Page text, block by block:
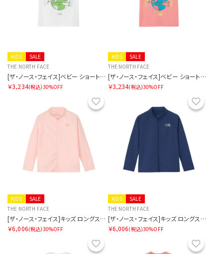
SALE
KIDS
THE NORTH FACE
[ザ・ノース・フェイス]ベビー ショートスリーブルミナスグラフィックティー
￥3,234(税込)30%OFF
SALE
KIDS
THE NORTH FACE
[ザ・ノース・フェイス]ベビー ショートスリーブルミナスグラフィックティー
￥3,234(税込)30%OFF
お気に入り
SALE
KIDS
THE NORTH FACE
[ザ・ノース・フェイス]キッズ ロングスリーブサンシェードフルジップジャケット
￥6,006(税込)30%OFF
SALE
KIDS
THE NORTH FACE
[ザ・ノース・フェイス]キッズ ロングスリーブサンシェードフルジップジャケット
￥6,006(税込)30%OFF
お気に入り